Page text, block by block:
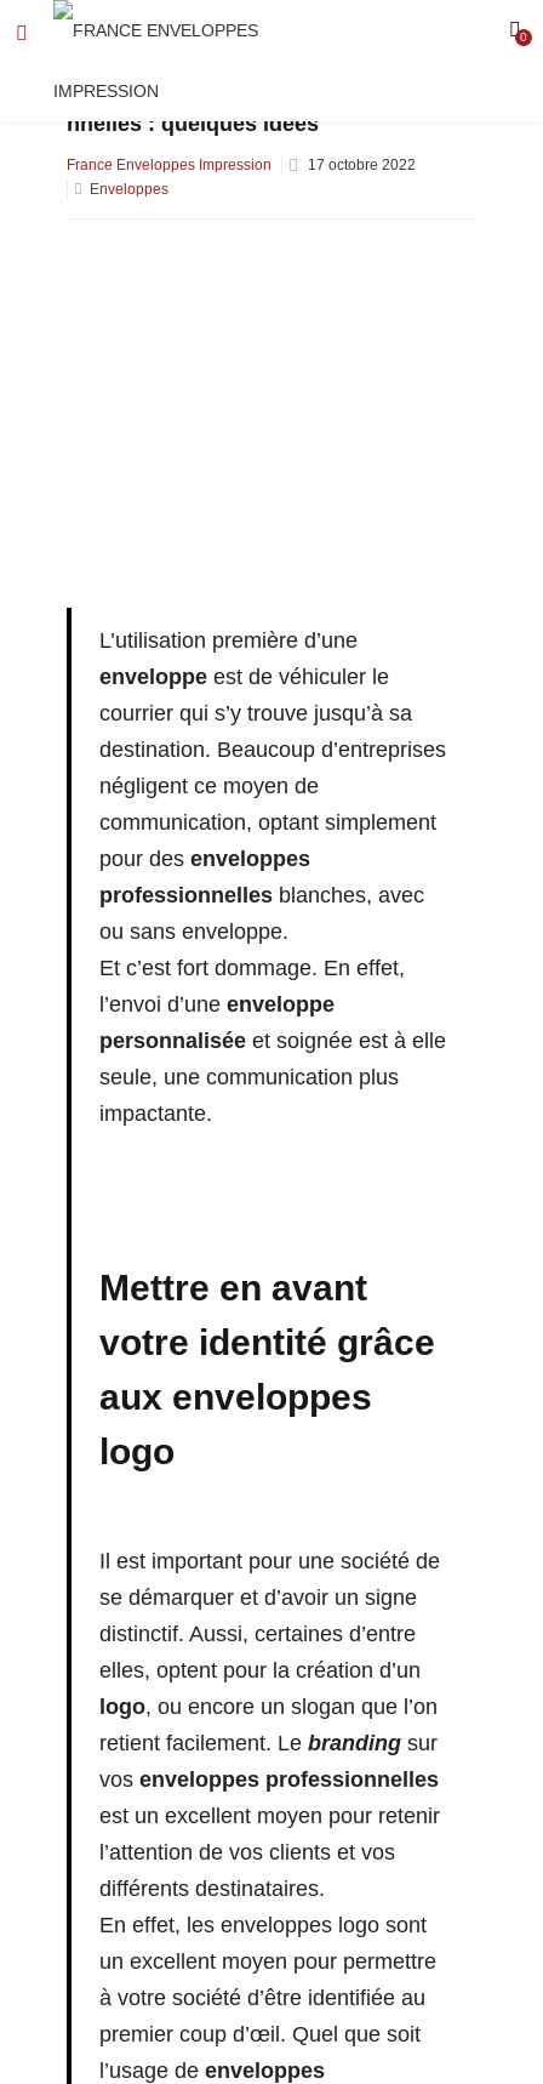
0
Le design de vos enveloppes professio
nnelles : quelques idées
France Enveloppes Impression
Posted
17 octobre 2022
Enveloppes
L’utilisation première d’une
enveloppeest de véhiculer le
courrier qui s’y trouve jusqu’à sa
destination. Beaucoup d’entreprises
négligent ce moyen de
communication, optant simplement
pour des enveloppes
professionnellesblanches, avec
ou sans enveloppe.
Et c’est fort dommage. En effet,
l’envoi d’une enveloppe
personnaliséeet soignée est à elle
seule, une communication plus
impactante.
Mettre en avant
votre identité grâce
aux enveloppes
logo
Il est important pour une société de
se démarquer et d’avoir un signe
distinctif. Aussi, certaines d’entre
elles, optent pour la création d’un
logo, ou encore un slogan que l’on
retient facilement. Le brandingsur
vos enveloppes professionnelles
est un excellent moyen pour retenir
l’attention de vos clients et vos
différents destinataires.
En effet, les enveloppes logo sont
un excellent moyen pour permettre
à votre société d’être identifiée au
premier coup d’œil. Quel que soit
l’usage de enveloppes